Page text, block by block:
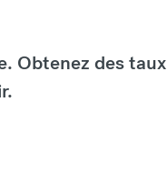
Obtenez des taux